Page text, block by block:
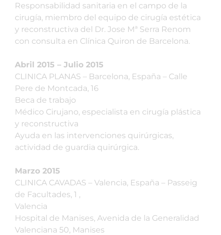
Responsabilidad sanitaria en el campo de la
cirugía, miembro del equipo de cirugía estética
y reconstructiva del Dr. Jose Mª Serra Renom
con consulta en Clínica Quiron de Barcelona.
Abril 2015 – Julio 2015
CLINICA PLANAS – Barcelona, España – Calle
Pere de Montcada, 16
Beca de trabajo
Médico Cirujano, especialista en cirugía plástica
y reconstructiva
Ayuda en las intervenciones quirúrgicas,
actividad de guardia quirúrgica.
Marzo 2015
CLINICA CAVADAS – Valencia, España – Passeig
de Facultades, 1 ,
Valencia
Hospital de Manises, Avenida de la Generalidad
Valenciana 50, Manises